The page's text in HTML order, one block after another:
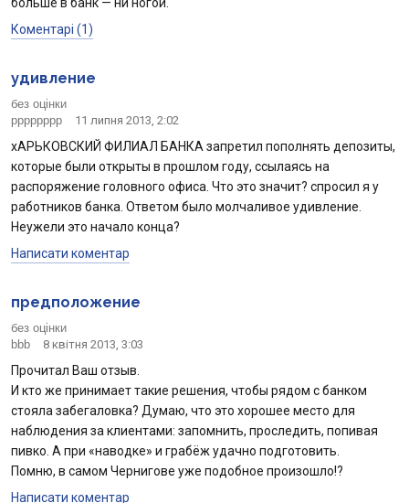
Коментарі (1)
удивление
без оцінки
pppppppp
11 липня 2013, 2:02
хАРЬКОВСКИЙ ФИЛИАЛ БАНКА запретил пополнять депозиты,
которые были открыты в прошлом году, ссылаясь на
распоряжение головного офиса. Что это значит? спросил я у
работников банка. Ответом было молчаливое удивление.
Неужели это начало конца?
Написати коментар
предположение
без оцінки
bbb
8 квітня 2013, 3:03
Прочитал Ваш отзыв.
И кто же принимает такие решения, чтобы рядом с банком
стояла забегаловка? Думаю, что это хорошее место для
наблюдения за клиентами: запомнить, проследить, попивая
пивко. А при «наводке» и грабёж удачно подготовить.
Помню, в самом Чернигове уже подобное произошло!?
Написати коментар